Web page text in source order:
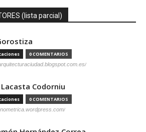
(lista parcial)
0 COMENTARIOS
Codorniu
0 COMENTARIOS